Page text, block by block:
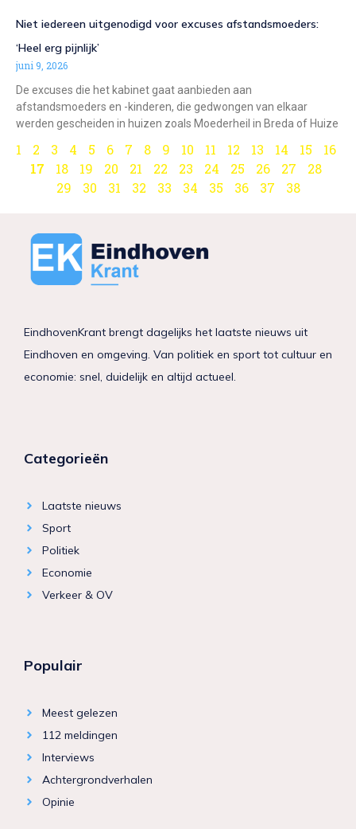
Niet iedereen uitgenodigd voor excuses afstandsmoeders:
‘Heel erg pijnlijk’
juni 9, 2026
De excuses die het kabinet gaat aanbieden aan
afstandsmoeders en -kinderen, die gedwongen van elkaar
werden gescheiden in huizen zoals Moederheil in Breda of Huize
1 2 3 4 5 6 7 8 9 10 11 12 13 14 15
16
17
18 19 20 21 22 23 24 25 26 27
28
29
30 31 32 33 34 35 36 37 38
EindhovenKrant brengt dagelijks het laatste nieuws uit
Eindhoven en omgeving. Van politiek en sport tot cultuur en
economie: snel, duidelijk en altijd actueel.
Categorieën
Laatste nieuws
Sport
Politiek
Economie
Verkeer & OV
Populair
Meest gelezen
112 meldingen
Interviews
Achtergrondverhalen
Opinie